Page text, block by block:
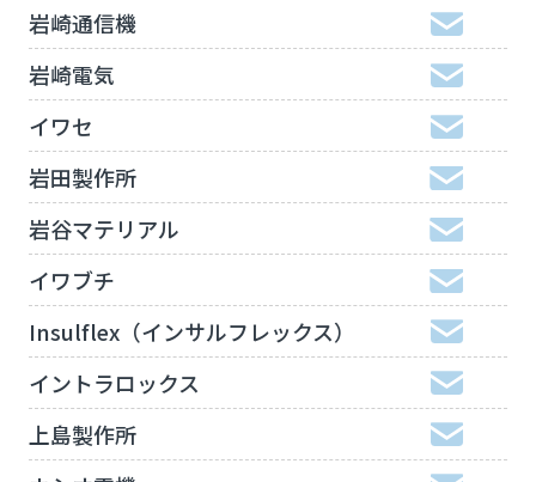
岩崎通信機
岩崎電気
イワセ
岩田製作所
岩谷マテリアル
イワブチ
Insulflex（インサルフレックス）
イントラロックス
上島製作所